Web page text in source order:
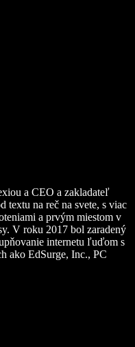
a CEO a zakladateľ
textu na reč na svete, s viac
a prvým miestom v
V roku 2017 bol zaradený
internetu ľuďom s
ako EdSurge, Inc., PC